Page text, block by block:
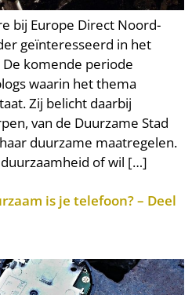
bij Europe Direct Noord-
geïnteresseerd in het
komende periode
waarin het thema
Zij belicht daarbij
van de Duurzame Stad
duurzame maatregelen.
of wil […]
is je telefoon? – Deel